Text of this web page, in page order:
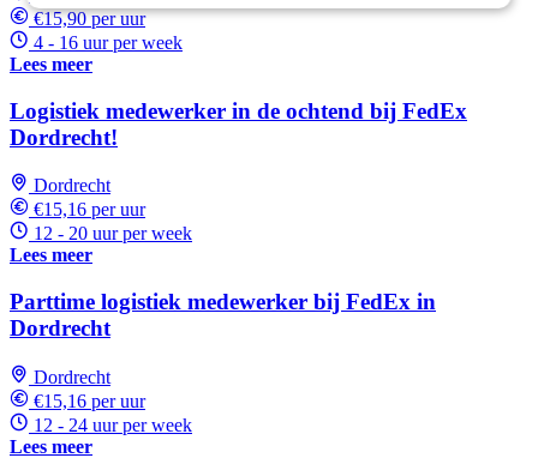
€15,90 per uur
4 - 16 uur per week
Lees meer
Logistiek medewerker in de ochtend bij FedEx
Dordrecht!
Dordrecht
€15,16 per uur
12 - 20 uur per week
Lees meer
Parttime logistiek medewerker bij FedEx in
Dordrecht
Dordrecht
€15,16 per uur
12 - 24 uur per week
Lees meer